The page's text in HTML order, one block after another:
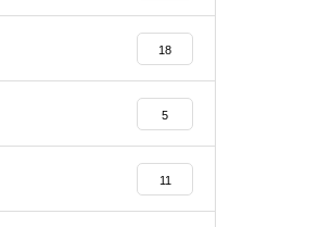
18
5
11